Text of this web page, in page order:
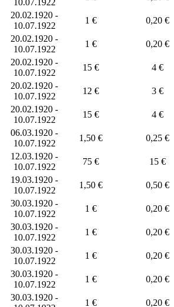
10.07.1922
20.02.1920 -
10.07.1922
1 € 0,20 €
20.02.1920 -
10.07.1922
1 € 0,20 €
20.02.1920 -
10.07.1922
15 € 4 €
20.02.1920 -
10.07.1922
12 € 3 €
20.02.1920 -
10.07.1922
15 € 4 €
06.03.1920 -
10.07.1922
1,50 € 0,25 €
12.03.1920 -
10.07.1922
75 € 15 €
19.03.1920 -
10.07.1922
1,50 € 0,50 €
30.03.1920 -
10.07.1922
1 € 0,20 €
30.03.1920 -
10.07.1922
1 € 0,20 €
30.03.1920 -
10.07.1922
1 € 0,20 €
30.03.1920 -
10.07.1922
1 € 0,20 €
30.03.1920 -
1 € 0,20 €